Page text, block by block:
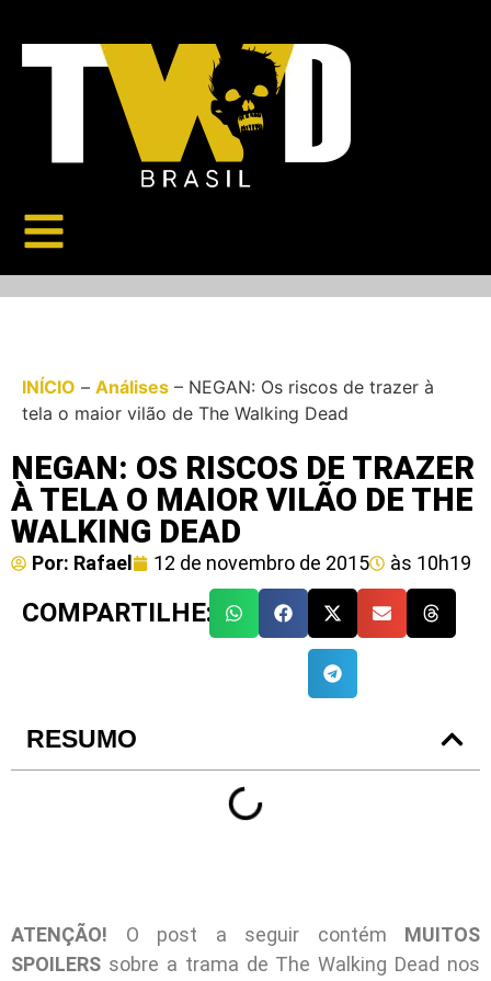
INÍCIO – Análises – NEGAN: Os riscos de trazer à
tela o maior vilão de The Walking Dead
NEGAN: OS RISCOS DE TRAZER
À TELA O MAIOR VILÃO DE THE
WALKING DEAD
Por: Rafael 12 de novembro de 2015 às 10h19
COMPARTILHE:
RESUMO
ATENÇÃO! O post a seguir contém MUITOS
SPOILERS sobre a trama de The Walking Dead nos